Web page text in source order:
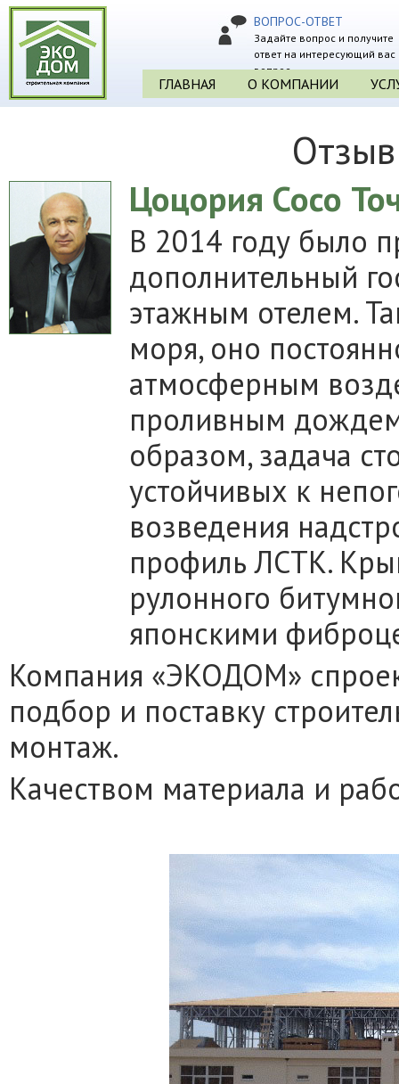
ВОПРОС-ОТВЕТ
Задайте вопрос и получите
ответ на интересующий вас
вопрос
ГЛАВНАЯ О КОМПАНИИ
Цоцория Сосо
В 2014 году было
дополнительный
этажным отелем.
моря, оно
атмосферным
проливным
образом, задача
устойчивых к
возведения
профиль ЛСТК.
рулонного
японскими
Компания «ЭКОДОМ»
подбор и поставку
монтаж.
Качеством материала и